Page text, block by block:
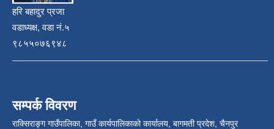
हरि बहादुर प्रजा
वडाध्यक्ष, वडा नं.५
९८५५०७६९४८
सम्पर्क विवरण
राक्सिराङ्ग गाउँपालिका, गाउँ कार्यपालिकाको कार्यालय, बागमती प्रदेश, चैनपुर